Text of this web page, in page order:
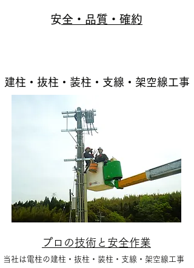
​安全・品質・確約
建柱・抜柱・装柱・支線・架空線工事
​​プロの技術と安全作業
当社は電柱の建柱・抜柱・装柱・支線・架空線工事